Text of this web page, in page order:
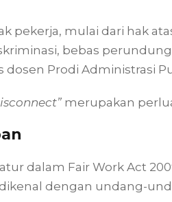
pekerja, mulai dari hak
bebas
Prodi Administrasi
merupakan
dalam Fair Work Act
dengan undang-